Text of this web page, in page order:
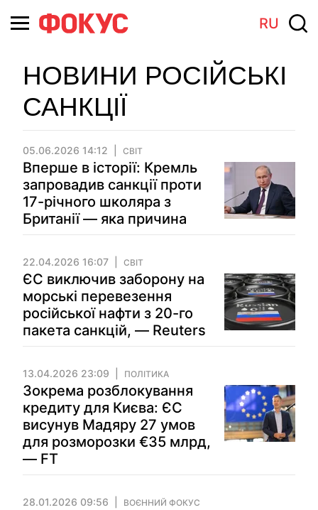
RU
НОВИНИ РОСІЙСЬКІ
САНКЦІЇ
05.06.2026 14:12 СВІТ
Вперше в історії: Кремль
запровадив санкції проти
17-річного школяра з
Британії — яка причина
22.04.2026 16:07 СВІТ
ЄС виключив заборону на
морські перевезення
російської нафти з 20-го
пакета санкцій, — Reuters
13.04.2026 23:09 ПОЛІТИКА
Зокрема розблокування
кредиту для Києва: ЄС
висунув Мадяру 27 умов
для розморозки €35 млрд,
— FT
28.01.2026 09:56 ВОЄННИЙ ФОКУС